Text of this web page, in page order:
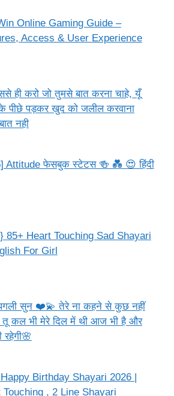
Online Gaming Guide –
Access & User Experience
ही करो जो तुमसे बात करना चाहे, यूँ
पीछे पड़कर खुद को जलील करवाना
नही
Attitude फेसबुक स्टेटस 🍻 💑 😍 हिंदी
85+ Heart Touching Sad Shayari
For Girl
सुन ❤️💫 तेरे ना कहने से कुछ नहीं
तू कल भी मेरे दिल में थी आज भी है और
Birthday Shayari 2026 |
Touching , 2 Line Shayari